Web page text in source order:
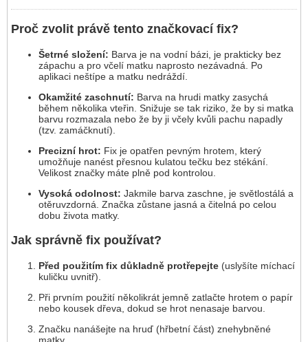
Proč zvolit právě tento značkovací fix?
Šetrné složení: Barva je na vodní bázi, je prakticky bez
zápachu a pro včelí matku naprosto nezávadná. Po
aplikaci neštípe a matku nedráždí.
Okamžité zaschnutí: Barva na hrudi matky zasychá
během několika vteřin. Snižuje se tak riziko, že by si matka
barvu rozmazala nebo že by ji včely kvůli pachu napadly
(tzv. zamáčknutí).
Precizní hrot: Fix je opatřen pevným hrotem, který
umožňuje nanést přesnou kulatou tečku bez stékání.
Velikost značky máte plně pod kontrolou.
Vysoká odolnost: Jakmile barva zaschne, je světlostálá a
otěruvzdorná. Značka zůstane jasná a čitelná po celou
dobu života matky.
Jak správně fix používat?
Před použitím fix důkladně protřepejte (uslyšíte míchací
kuličku uvnitř).
Při prvním použití několikrát jemně zatlačte hrotem o papír
nebo kousek dřeva, dokud se hrot nenasaje barvou.
Značku nanášejte na hruď (hřbetní část) znehybněné